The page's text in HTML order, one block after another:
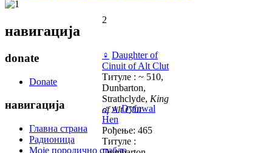
1
2
♀ Daughter of
Cinuit of Alt Clut
Титуле : ~ 510,
Dunbarton,
Strathclyde, King
of Alt Clut
♂ w Dyfnwal
Hen
Рођење: 465
Титуле :
навигација
donate
Donate
навигација
Главна страна
Радионица
Моје породично стабло